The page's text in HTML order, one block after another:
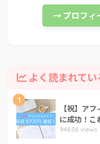
→ プロフィ
よく読まれて
1
【祝】ア
に成功！こ
94856 views